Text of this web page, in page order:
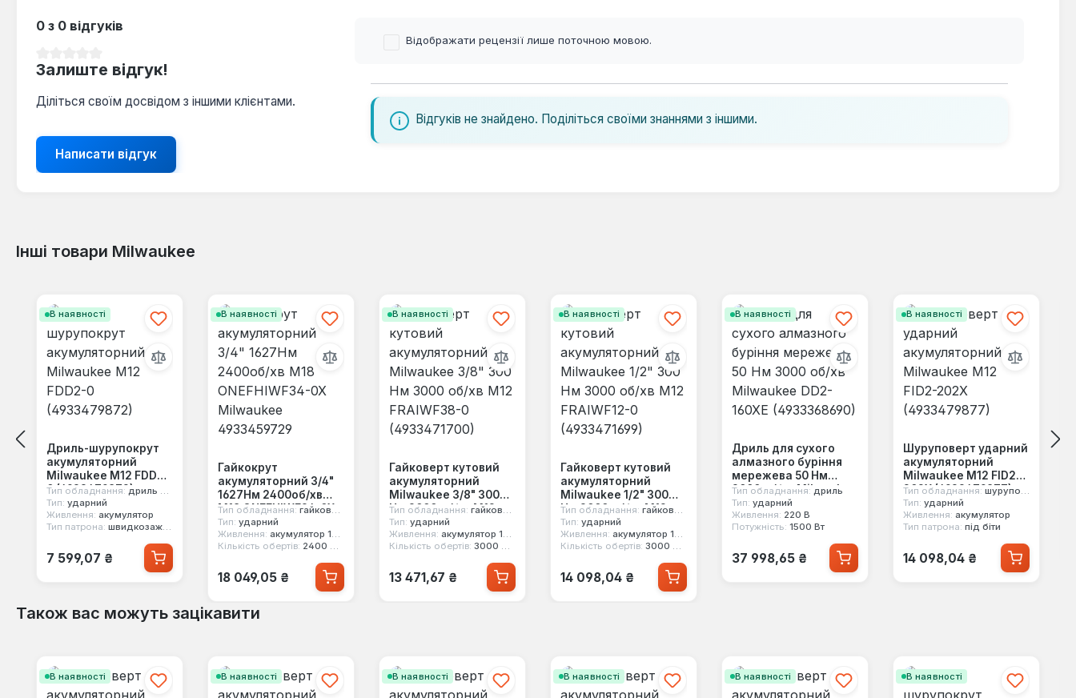
0 з 0 відгуків
Залиште відгук!
Діліться своїм досвідом з іншими клієнтами.
Написати відгук
Відображати рецензії лише поточною мовою.
Відгуків не знайдено. Поділіться своїми знаннями з іншими.
Інші товари Milwaukee
В наявності
Дриль-шурупокрут
акумуляторний
Milwaukee M12 FDD2-
0 (4933479872)
Тип обладнання: дриль шурупокрут
Тип: ударний
Живлення: акумулятор
Тип патрона: швидкозажимний
Звичайна ціна:
7 599,07 ₴
В наявності
Гайкокрут
акумуляторний 3/4"
1627Нм 2400об/хв
M18 ONEFHIWF34-0X
Milwaukee
4933459729
Тип обладнання: гайковерт
Тип: ударний
Живлення: акумулятор 18 В
Кількість обертів: 2400 об/хв
Звичайна ціна:
18 049,05 ₴
В наявності
Гайковерт кутовий
акумуляторний
Milwaukee 3/8" 300
Нм 3000 об/хв M12
FRAIWF38-0
(4933471700)
Тип обладнання: гайковерт
Тип: ударний
Живлення: акумулятор 12 В
Кількість обертів: 3000 об/хв
Звичайна ціна:
13 471,67 ₴
В наявності
Гайковерт кутовий
акумуляторний
Milwaukee 1/2" 300
Нм 3000 об/хв M12
FRAIWF12-0
(4933471699)
Тип обладнання: гайковерт
Тип: ударний
Живлення: акумулятор 12 В
Кількість обертів: 3000 об/хв
Звичайна ціна:
14 098,04 ₴
В наявності
Дриль для сухого
алмазного буріння
мережева 50 Нм
3000 об/хв Milwaukee
DD2-160XE
(4933368690)
Тип обладнання: дриль
Тип: ударний
Живлення: 220 В
Потужність: 1500 Вт
Звичайна ціна:
37 998,65 ₴
В наявності
Шуруповерт ударний
акумуляторний
Milwaukee M12 FID2-
202X (4933479877)
Тип обладнання: шуруповерт
Тип: ударний
Живлення: акумулятор
Тип патрона: під біти
Звичайна ціна:
14 098,04 ₴
Також вас можуть зацікавити
В наявності В наявності В наявності В наявності В наявності В наявності